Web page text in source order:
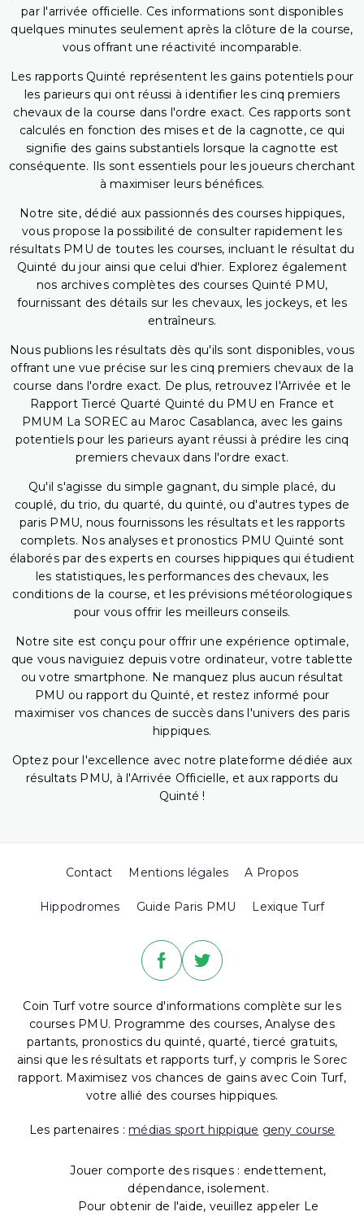
par l'arrivée officielle. Ces informations sont disponibles
quelques minutes seulement après la clôture de la course,
vous offrant une réactivité incomparable.
Les rapports Quinté représentent les gains potentiels pour
les parieurs qui ont réussi à identifier les cinq premiers
chevaux de la course dans l'ordre exact. Ces rapports sont
calculés en fonction des mises et de la cagnotte, ce qui
signifie des gains substantiels lorsque la cagnotte est
conséquente. Ils sont essentiels pour les joueurs cherchant
à maximiser leurs bénéfices.
Notre site, dédié aux passionnés des courses hippiques,
vous propose la possibilité de consulter rapidement les
résultats PMU de toutes les courses, incluant le résultat du
Quinté du jour ainsi que celui d'hier. Explorez également
nos archives complètes des courses Quinté PMU,
fournissant des détails sur les chevaux, les jockeys, et les
entraîneurs.
Nous publions les résultats dès qu'ils sont disponibles, vous
offrant une vue précise sur les cinq premiers chevaux de la
course dans l'ordre exact. De plus, retrouvez l'Arrivée et le
Rapport Tiercé Quarté Quinté du PMU en France et
PMUM La SOREC au Maroc Casablanca, avec les gains
potentiels pour les parieurs ayant réussi à prédire les cinq
premiers chevaux dans l'ordre exact.
Qu'il s'agisse du simple gagnant, du simple placé, du
couplé, du trio, du quarté, du quinté, ou d'autres types de
paris PMU, nous fournissons les résultats et les rapports
complets. Nos analyses et pronostics PMU Quinté sont
élaborés par des experts en courses hippiques qui étudient
les statistiques, les performances des chevaux, les
conditions de la course, et les prévisions météorologiques
pour vous offrir les meilleurs conseils.
Notre site est conçu pour offrir une expérience optimale,
que vous naviguiez depuis votre ordinateur, votre tablette
ou votre smartphone. Ne manquez plus aucun résultat
PMU ou rapport du Quinté, et restez informé pour
maximiser vos chances de succès dans l'univers des paris
hippiques.
Optez pour l'excellence avec notre plateforme dédiée aux
résultats PMU, à l'Arrivée Officielle, et aux rapports du
Quinté !
Contact Mentions légales A Propos
Hippodromes Guide Paris PMU Lexique Turf
Coin Turf votre source d'informations complète sur les
courses PMU. Programme des courses, Analyse des
partants, pronostics du quinté, quarté, tiercé gratuits,
ainsi que les résultats et rapports turf, y compris le Sorec
rapport. Maximisez vos chances de gains avec Coin Turf,
votre allié des courses hippiques.
Les partenaires : médias sport hippique geny course
Jouer comporte des risques : endettement,
dépendance, isolement.
Pour obtenir de l'aide, veuillez appeler Le